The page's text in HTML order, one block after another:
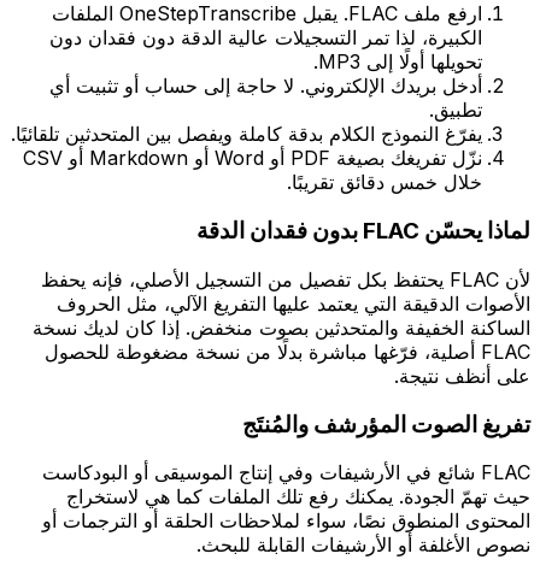
ارفع ملف FLAC. يقبل OneStepTranscribe الملفات
الكبيرة، لذا تمر التسجيلات عالية الدقة دون فقدان دون
تحويلها أولًا إلى MP3.
أدخل بريدك الإلكتروني. لا حاجة إلى حساب أو تثبيت أي
تطبيق.
يفرّغ النموذج الكلام بدقة كاملة ويفصل بين المتحدثين تلقائيًا.
نزّل تفريغك بصيغة PDF أو Word أو Markdown أو CSV
خلال خمس دقائق تقريبًا.
لماذا يحسّن FLAC بدون فقدان الدقة
لأن FLAC يحتفظ بكل تفصيل من التسجيل الأصلي، فإنه يحفظ
الأصوات الدقيقة التي يعتمد عليها التفريغ الآلي، مثل الحروف
الساكنة الخفيفة والمتحدثين بصوت منخفض. إذا كان لديك نسخة
FLAC أصلية، فرّغها مباشرة بدلًا من نسخة مضغوطة للحصول
على أنظف نتيجة.
تفريغ الصوت المؤرشف والمُنتَج
‏FLAC شائع في الأرشيفات وفي إنتاج الموسيقى أو البودكاست
حيث تهمّ الجودة. يمكنك رفع تلك الملفات كما هي لاستخراج
المحتوى المنطوق نصًا، سواء لملاحظات الحلقة أو الترجمات أو
نصوص الأغلفة أو الأرشيفات القابلة للبحث.